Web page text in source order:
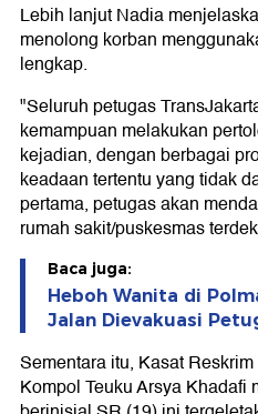
Lebih lanjut Nadia
menolong korban
lengkap.
"Seluruh petugas
kemampuan melakukan
kejadian, dengan berbagai
keadaan tertentu yang tidak
pertama, petugas akan
rumah sakit/puskesmas
Baca juga:
Heboh Wanita di
Jalan Dievakuasi
Sementara itu, Kasat
Kompol Teuku Arsya Khadafi